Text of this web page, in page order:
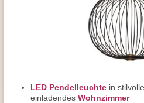
LED Pendelleuchte in
einladendes Wohnzimmer